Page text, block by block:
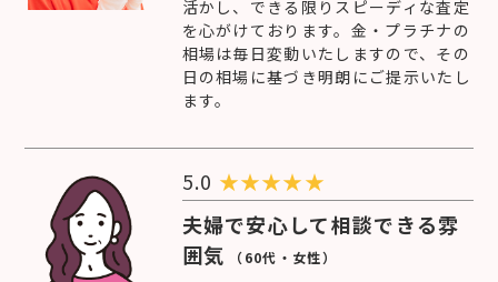
活かし、できる限りスピーディな査定
を心がけております。金・プラチナの
相場は毎日変動いたしますので、その
日の相場に基づき明朗にご提示いたし
ます。
5.0 ★★★★★
夫婦で安心して相談できる雰
囲気 （60代・女性）